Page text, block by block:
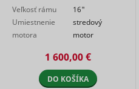
Veľkosť rámu
16"
Umiestnenie
motora
stredový
motor
1 600,00 €
DO KOŠÍKA